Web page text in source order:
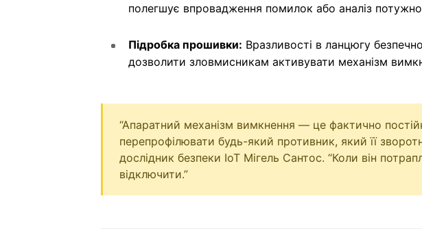
полегшує впровадження помилок або аналіз
Підробка прошивки: Вразливості в ланцюгу
дозволити зловмисникам активувати механізм
“Апаратний механізм вимкнення — це фактично
перепрофілювати будь-який противник, який її
дослідник безпеки IoT Мігель Сантос. “Коли він
відключити.”